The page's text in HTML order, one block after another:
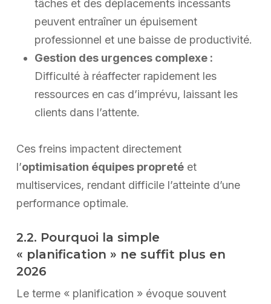
tâches et des déplacements incessants
peuvent entraîner un épuisement
professionnel et une baisse de productivité.
Gestion des urgences complexe :
Difficulté à réaffecter rapidement les
ressources en cas d’imprévu, laissant les
clients dans l’attente.
Ces freins impactent directement
l’optimisation équipes propretéet
multiservices, rendant difficile l’atteinte d’une
performance optimale.
2.2. Pourquoi la simple
« planification » ne suffit plus en
2026
Le terme « planification » évoque souvent